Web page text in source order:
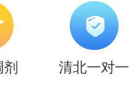
生院信息楼2211
机考试要求另行
清北一对一